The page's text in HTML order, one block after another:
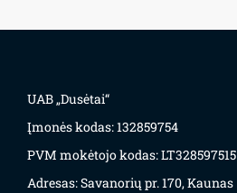
UAB „Dusėtai“
Įmonės kodas: 132859754
PVM mokėtojo kodas: LT328597515
Adresas: Savanorių pr. 170, Kaunas